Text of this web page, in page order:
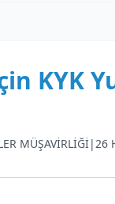
KYK
MÜŞAVİRLİĞİ|26